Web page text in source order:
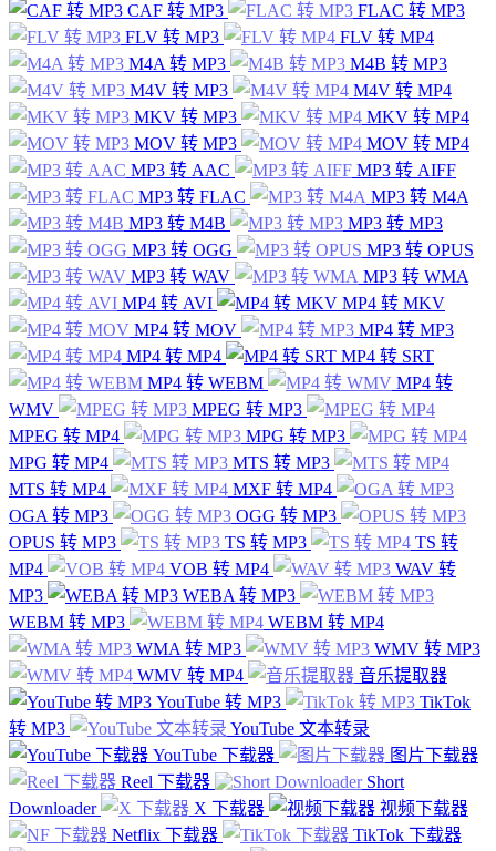
CAF 转 MP3
FLAC 转 MP3
FLV 转 MP3
FLV 转 MP4
M4A 转 MP3
M4B 转 MP3
M4V 转 MP3
M4V 转 MP4
MKV 转 MP3
MKV 转 MP4
MOV 转 MP3
MOV 转 MP4
MP3 转 AAC
MP3 转 AIFF
MP3 转 FLAC
MP3 转 M4A
MP3 转 M4B
MP3 转 MP3
MP3 转 OGG
MP3 转 OPUS
MP3 转 WAV
MP3 转 WMA
MP4 转 AVI
MP4 转 MKV
MP4 转 MOV
MP4 转 MP3
MP4 转 MP4
MP4 转 SRT
MP4 转 WEBM
MP4 转
WMV
MPEG 转 MP3
MPEG 转 MP4
MPG 转 MP3
MPG 转 MP4
MTS 转 MP3
MTS 转 MP4
MXF 转 MP4
OGA 转 MP3
OGG 转 MP3
OPUS 转 MP3
TS 转 MP3
TS 转
MP4
VOB 转 MP4
WAV 转
MP3
WEBA 转 MP3
WEBM 转 MP3
WEBM 转 MP4
WMA 转 MP3
WMV 转 MP3
WMV 转 MP4
音乐提取器
YouTube 转 MP3
TikTok
转 MP3
YouTube 文本转录
YouTube 下载器
图片下载器
Reel 下载器
Short
Downloader
X 下载器
视频下载器
Netflix 下载器
TikTok 下载器